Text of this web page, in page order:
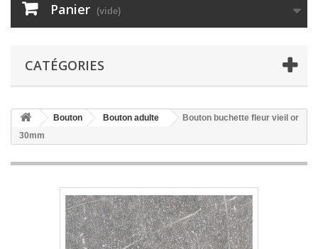
Panier (vide)
CATÉGORIES
Bouton Bouton adulte
Bouton buchette fleur vieil or
30mm